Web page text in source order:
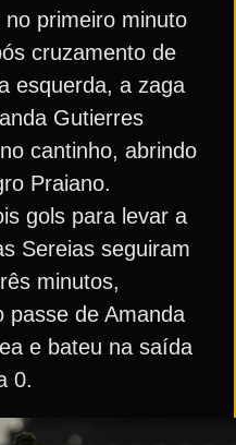
primeiro minuto
cruzamento de
esquerda, a zaga
Gutierres
cantinho, abrindo
Praiano.
gols para levar a
Sereias seguiram
minutos,
passe de Amanda
e bateu na saída
0.